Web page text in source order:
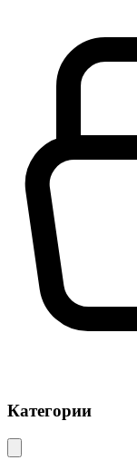
Категории